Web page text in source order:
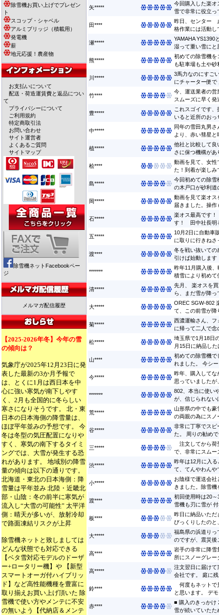
除雪機お買い上げでプレゼン
ト
スコップ・シャベル
アルミブリッジ（積載用）
発電機
薪
地元応援！農産物
お支払いについて
配送・荷造運賃費と返品につい
て
プライバシーについて
ご利用規約
特定商取引法
お問い合わせ
サイト運営者
よくあるご質問
サイトマップ
除雪機ネットFacebookペー
ジ
メルマガ配信履歴
【2025-2026年冬】今年の雪
の傾向は？
気象庁が2025年12月23日に発
表した最新の3か月予報で
は、とくに1月は西日本を中
心に強い寒気が南下しやす
く、2月も全国的に冬らしい
寒さになりそうです。 北・東
日本の日本海側の降雪量は、
ほぼ平年並みの予想です。 今
冬は冬型の気圧配置になりや
すく、寒気の南下するタイミ
ングでは、大雪が発生する恐
れがあります。 地域別の降雪
量の傾向は以下の通りです。
北海道・東北の日本海側：降
雪量は平年並み 北陸・近畿北
部・山陰：冬の前半に寒気が
流入し“大雪の可能性” 太平洋
側：晴天が多いが、放射冷却
で路面凍結リスクが上昇
除雪機ネットと致しましては
どんな状態でも対応できる
【ベタ雪対応モデルのドーザ
ー+ロータリー機】や 【新型
スマートオーガ付ハイブリッ
ド】など高性能機種を豊富に
取り揃えお買い上げ頂いた 除
雪機で使い方やメンテに不安
の無いよう【代納店＆メンテ
矢*****
今回購入した楽オ
雪で非常に役立
田****
昨日、センター
格作業には活動し
瀬*****
YAMAHA YS1390
湿って重い雪にと
熊*****
初めての除雪機を
も駐車場も土や
川*****
3馬力なのにすご
にチャーター便で
竹****
今、運送業者の営
スムーズに早く
豊*****
これスゴイです
いると近所のおっ
中*****
同年の雪田丸男
より、赤い彗星
植*****
他社と比較して良
さに保つ機構が
桧****
動画を見て、女性
た！到着が楽しみ
島*****
今回初めての除雪
の木戸口が砂利道
岡*****
動画を見て楽オス
届きました。操
石*****
楽オス最高です
す！ 田中社長明
五*****
10月2日に自動車
に取りに行きねさ
渡****
冬を戦い抜いて
引けば始動します
*******
昨年11月購入後
積雪により初めて
清*****
先月、 楽オスを
ら、まだ雪が降っ
大*****
OREC SGW-802
て、この前雪が降
菊*****
西濃運輸さん、フ
に帰って二人で
松*****
埼玉県で1月18日
月15日に納品し
山****
初めての除雪機で
れました。 今シ
今*****
昨年、購入してな
思っていました
*******
802、本当に使い
が、信じられない
荒*****
山形県の中でも豪
の両親の為にスノ
谷*****
非常に丁寧でスピ
た。 周りの勧め
三*****
注文してから荷
で、非常にスムー
渋*****
昨年は12月に入
て、てんやわんや
小*****
お陰様で運送会
きました。除雪
渡****
初回使用時は20
雪機も刃に雪が
板****
昨日に納品いただ
びっくりしたのと
大*****
福島県の浜道りっ
のですが、震災後
高****
岩手の非常に降雪
所にスノーグレ
高*****
注文翌日に届け
会社です。 庭に
鈴****
何度もネットで
と思います。 デ
赤****
■ 購入のきっかけ
雪が続いていたた